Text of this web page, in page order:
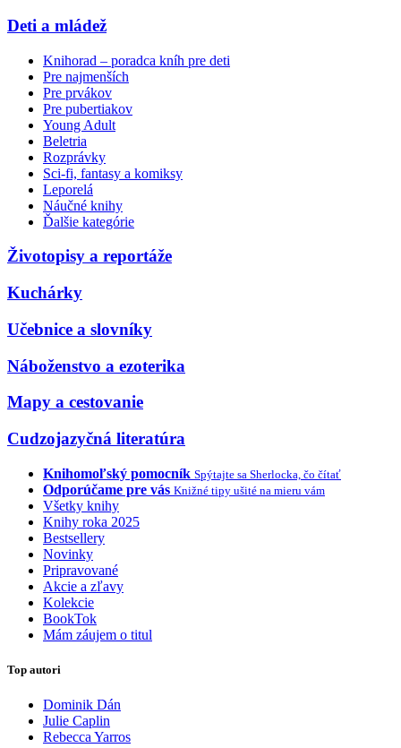
Deti a mládež
Knihorad – poradca kníh pre deti
Pre najmenších
Pre prvákov
Pre pubertiakov
Young Adult
Beletria
Rozprávky
Sci-fi, fantasy a komiksy
Leporelá
Náučné knihy
Ďalšie kategórie
Životopisy a reportáže
Kuchárky
Učebnice a slovníky
Náboženstvo a ezoterika
Mapy a cestovanie
Cudzojazyčná literatúra
Knihomoľský pomocník Spýtajte sa Sherlocka, čo čítať
Odporúčame pre vás Knižné tipy ušité na mieru vám
Všetky knihy
Knihy roka 2025
Bestsellery
Novinky
Pripravované
Akcie a zľavy
Kolekcie
BookTok
Mám záujem o titul
Top autori
Dominik Dán
Julie Caplin
Rebecca Yarros